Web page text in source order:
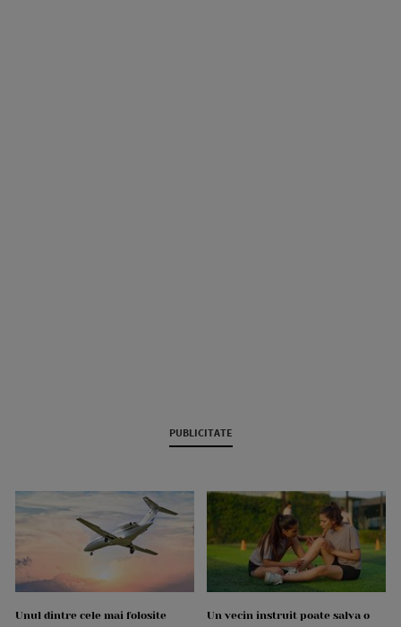
PUBLICITATE
Unul dintre cele mai folosite
Un vecin instruit poate salva o